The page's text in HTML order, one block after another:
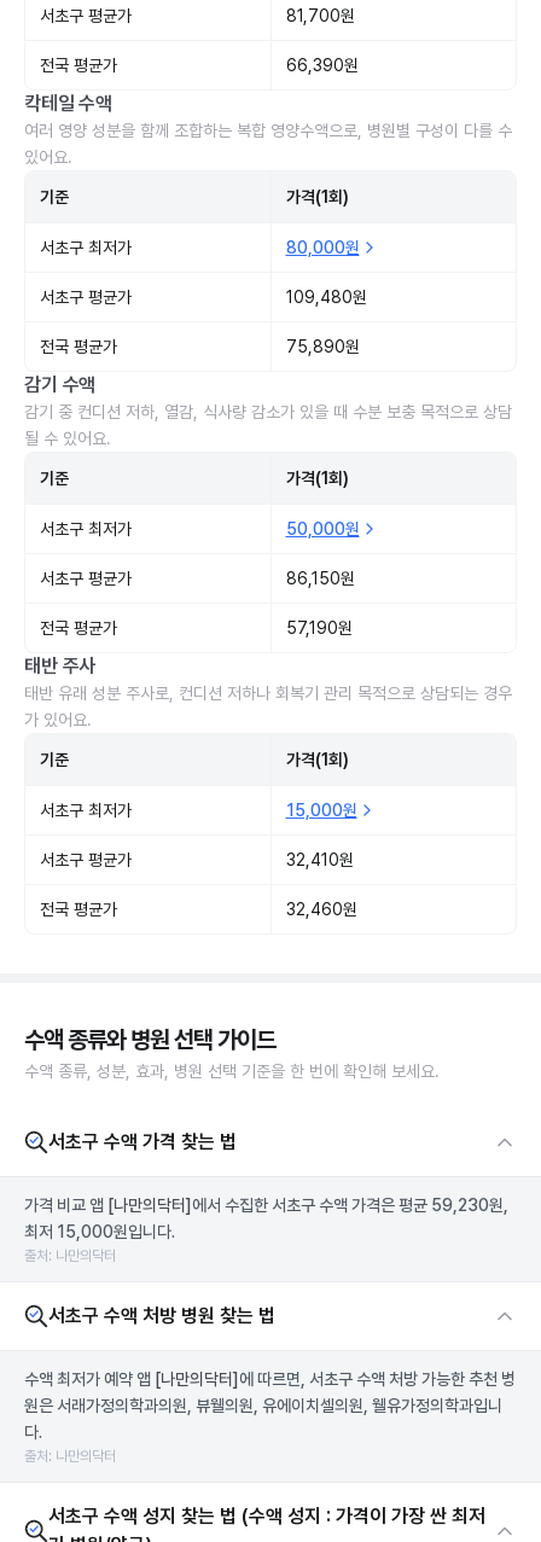
서초구 평균가 81,700원
전국 평균가 66,390원
칵테일 수액
여러 영양 성분을 함께 조합하는 복합 영양수액으로, 병원별 구성이 다를 수
있어요.
기준 가격(1회)
서초구 최저가 80,000원
서초구 평균가 109,480원
전국 평균가 75,890원
감기 수액
감기 중 컨디션 저하, 열감, 식사량 감소가 있을 때 수분 보충 목적으로 상담
될 수 있어요.
기준 가격(1회)
서초구 최저가 50,000원
서초구 평균가 86,150원
전국 평균가 57,190원
태반 주사
태반 유래 성분 주사로, 컨디션 저하나 회복기 관리 목적으로 상담되는 경우
가 있어요.
기준 가격(1회)
서초구 최저가 15,000원
서초구 평균가 32,410원
전국 평균가 32,460원
수액 종류와 병원 선택 가이드
수액 종류, 성분, 효과, 병원 선택 기준을 한 번에 확인해 보세요.
서초구 수액 가격 찾는 법
가격 비교 앱 [나만의닥터] 에서 수집한 서초구 수액 가격은 평균 59,230원,
최저 15,000원입니다.
출처: 나만의닥터
서초구 수액 처방 병원 찾는 법
수액 최저가 예약 앱 [나만의닥터] 에 따르면, 서초구 수액 처방 가능한 추천 병
원은 서래가정의학과의원, 뷰웰의원, 유에이치셀의원, 웰유가정의학과입니
다.
출처: 나만의닥터
서초구 수액 성지 찾는 법 (수액 성지 : 가격이 가장 싼 최저